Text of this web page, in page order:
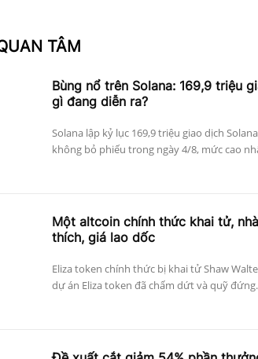
TÂM
Bùng nổ trên Solana: 169,9 triệu
gì đang diễn ra?
Solana lập kỷ lục 169,9 triệu giao dịch
không bỏ phiếu trong ngày 4/8, mức cao
Một altcoin chính thức khai tử,
thích, giá lao dốc
Eliza token chính thức bị khai tử Shaw
dự án Eliza token đã chấm dứt và quỹ